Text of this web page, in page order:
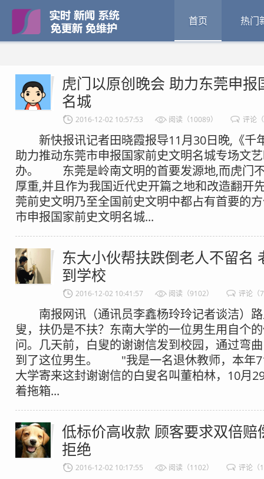
首页 热门
虎门以原创晚会 助力东莞申报
名城
2016-12-02 10:57:53 阅读（10089） 评论
新快报讯记者田晓霞报导11月30日晚,《千
助力推动东莞市申报国家前史文明名城专场文
办。 东莞是岭南文明的首要发源地,而虎门
厚重,并且作为我国近代史开篇之地和改造翻开
莞前史文明乃至全国前史文明中都占有首要的
市申报国家前史文明名城...
东大小伙帮扶跌倒老人不留名
到学校
2016-12-02 10:41:57 阅读（9102） 评论（
南报网讯（通讯员李鑫杨玲玲记者谈洁）路
叟，扶仍是不扶？东南大学的一位男生用自个
问。几天前，白叟的谢谢信发到校园，通过弯
到了这位男生。 "我是一名退休教师，本年
大学寄来这封谢谢信的白叟名叫董柏林，10月
着拖箱...
低标价高收款 顾客要求双倍赔
拒绝
2016-12-02 10:17:55 阅读（1102） 评论（